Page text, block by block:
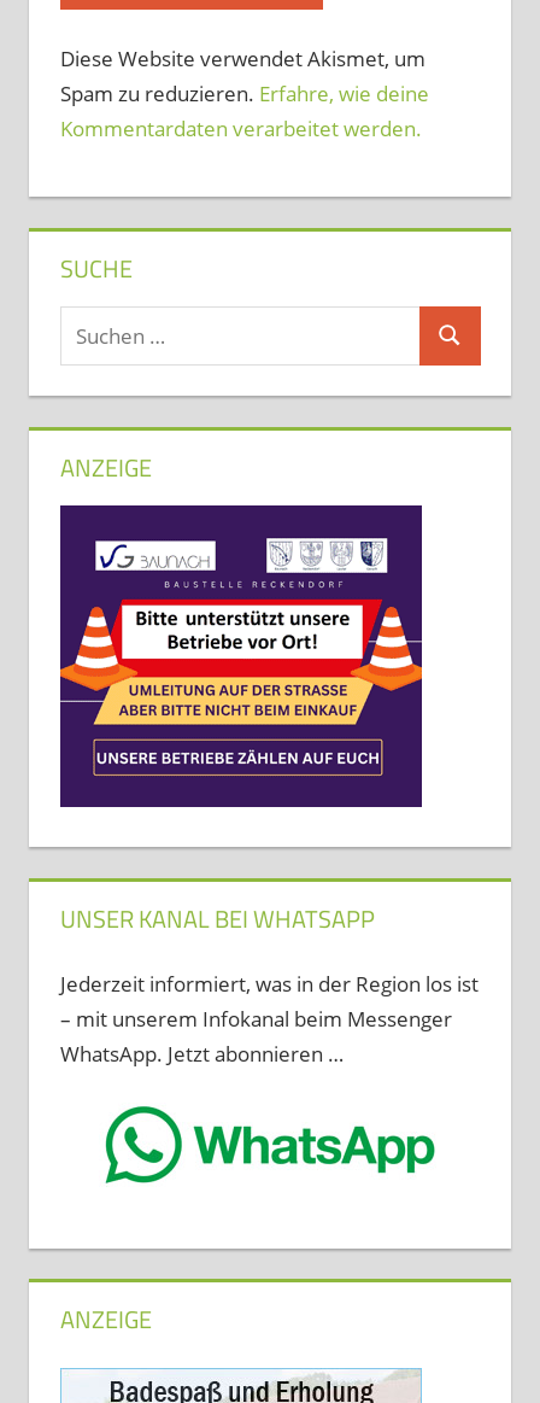
Diese Website verwendet Akismet, um
Spam zu reduzieren. Erfahre, wie deine
Kommentardaten verarbeitet werden.
SUCHE
Suchen
Suchen
ANZEIGE
UNSER KANAL BEI WHATSAPP
Jederzeit informiert, was in der Region los ist
– mit unserem Infokanal beim Messenger
WhatsApp. Jetzt abonnieren …
ANZEIGE